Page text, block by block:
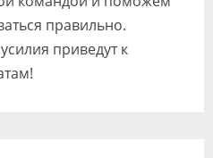
правильно.
приведут к